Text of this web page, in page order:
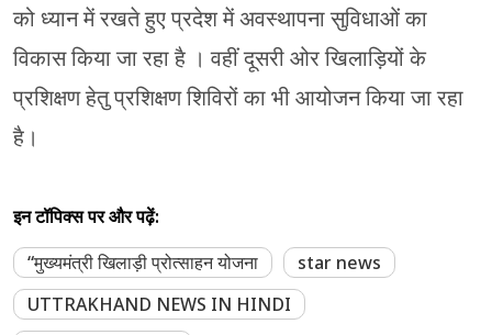
को ध्यान में रखते हुए प्रदेश में अवस्थापना सुविधाओं का
विकास किया जा रहा है । वहीं दूसरी ओर खिलाड़ियों के
प्रशिक्षण हेतु प्रशिक्षण शिविरों का भी आयोजन किया जा रहा
है।
इन टॉपिक्स पर और पढ़ें:
“मुख्यमंत्री खिलाड़ी प्रोत्साहन योजना
star news
UTTRAKHAND NEWS IN HINDI